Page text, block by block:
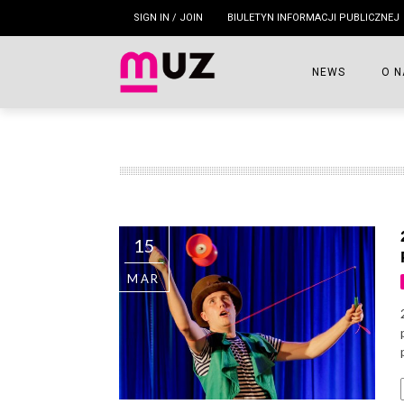
SIGN IN / JOIN BIULETYN INFORMACJI PUBLICZNEJ
NEWS O
15
MAR